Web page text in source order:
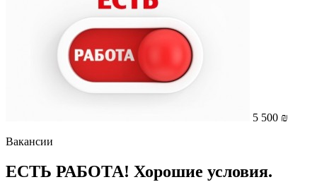
5 500 ₪
Вакансии
ЕСТЬ РАБОТА! Хорошие условия.